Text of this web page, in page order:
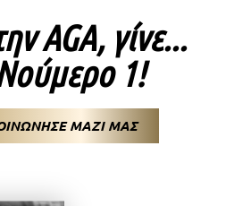
AGA, γίνε...
1!
ΜΑΖΙ ΜΑΣ